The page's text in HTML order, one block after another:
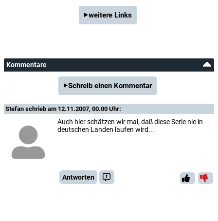
weitere Links
Kommentare
Schreib einen Kommentar
Stefan schrieb am 12.11.2007, 00.00 Uhr:
Auch hier schätzen wir mal, daß diese Serie nie in
deutschen Landen laufen wird...
Antworten